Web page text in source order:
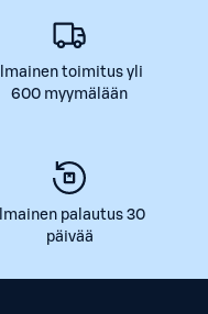
Ilmainen toimitus yli
600 myymälään
Ilmainen palautus 30
päivää